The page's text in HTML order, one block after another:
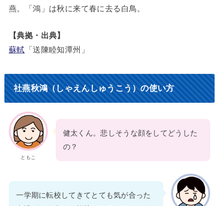
燕。「鴻」は秋に来て春に去る白鳥。
【典拠・出典】
蘇軾 「送陳睦知潭州」
社燕秋鴻（しゃえんしゅうこう）の使い方
ともこ
健太くん。悲しそうな顔をしてどうした
の？
一学期に転校してきてとても気が合った